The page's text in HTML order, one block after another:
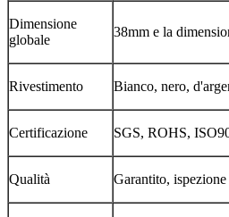
Dimensione
globale
38mm e la
Rivestimento Bianco, nero,
Certificazione SGS, ROHS,
Qualità Garantito,